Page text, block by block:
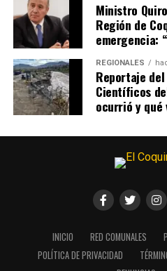
Ministro
Región de
emergencia:
REGIONALES
Reportaje
Científicos
ocurrió y qué
INICIO RED COMUNALES
POLÍTICA DE PRIVACIDAD